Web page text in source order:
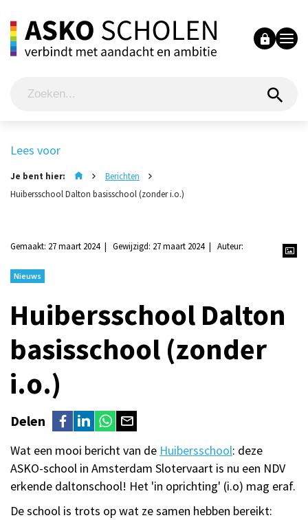
Lees voor
Je bent hier:
Berichten
Huibersschool Dalton basisschool (zonder i.o.)
Gemaakt: 27 maart 2024 Gewijzigd: 27 maart 2024 Auteur:
Nieuws
Huibersschool Dalton
basisschool (zonder
i.o.)
Delen
Wat een mooi bericht van de Huibersschool: deze
ASKO-school in Amsterdam Slotervaart is nu een NDV
erkende daltonschool! Het 'in oprichting' (i.o) mag eraf.
De school is trots op wat ze samen hebben bereikt: